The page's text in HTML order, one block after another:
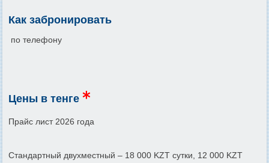
Как забронировать
по телефону
Цены в тенге
Прайс лист 2026 года
Стандартный двухместный – 18 000 KZT сутки, 12 000 KZT